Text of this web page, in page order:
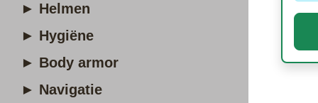
► Helmen
► Hygiëne
► Body armor
► Navigatie